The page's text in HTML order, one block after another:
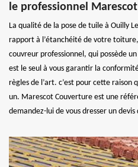
le professionnel
La qualité de la pose de tuile à Ouilly
rapport à l’étanchéité de votre toiture,
couvreur professionnel, qui possède
est le seul à vous garantir la
règles de l’art. c’est pour cette raison
un. Marescot Couverture est une
demandez-lui de vous dresser un